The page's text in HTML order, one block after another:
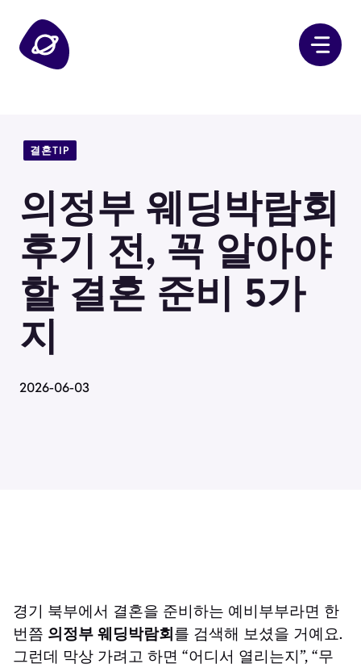
결혼TIP
의정부 웨딩박람회
후기 전, 꼭 알아야
할 결혼 준비 5가
지
2026-06-03
경기 북부에서 결혼을 준비하는 예비부부라면 한
번쯤 의정부 웨딩박람회를 검색해 보셨을 거예요.
그런데 막상 가려고 하면 “어디서 열리는지”, “무